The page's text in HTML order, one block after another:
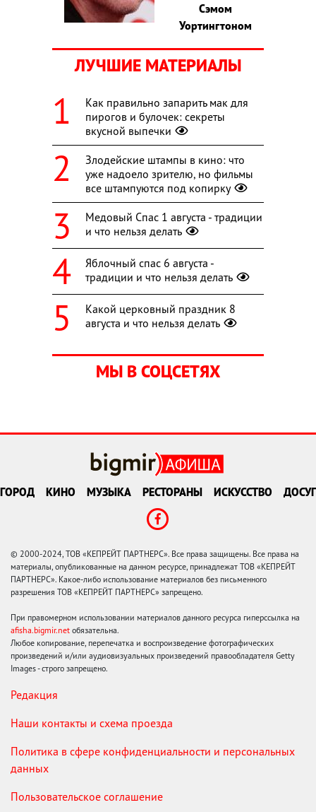
Сэмом
Уортингтоном
ЛУЧШИЕ МАТЕРИАЛЫ
Как правильно запарить мак для
пирогов и булочек: секреты
вкусной выпечки
Злодейские штампы в кино: что
уже надоело зрителю, но фильмы
все штампуются под копирку
Медовый Спас 1 августа - традиции
и что нельзя делать
Яблочный спас 6 августа -
традиции и что нельзя делать
Какой церковный праздник 8
августа и что нельзя делать
МЫ В СОЦСЕТЯХ
ГОРОД КИНО МУЗЫКА РЕСТОРАНЫ ИСКУССТВО ДОСУГ
© 2000-2024, ТОВ «КЕПРЕЙТ ПАРТНЕРС». Все права защищены. Все права на
материалы, опубликованные на данном ресурсе, принадлежат ТОВ «КЕПРЕЙТ
ПАРТНЕРС». Какое-либо использование материалов без письменного
разрешения ТОВ «КЕПРЕЙТ ПАРТНЕРС» запрещено.
При правомерном использовании материалов данного ресурса гиперссылка на
afisha.bigmir.net обязательна.
Любое копирование, перепечатка и воспроизведение фотографических
произведений и/или аудиовизуальных произведений правообладателя Getty
Images - строго запрещено.
Редакция
Наши контакты и схема проезда
Политика в сфере конфиденциальности и персональных
данных
Пользовательское соглашение